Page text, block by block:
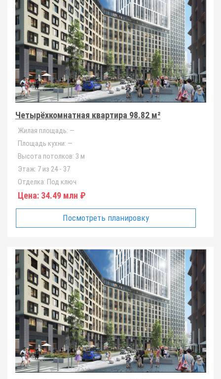
Четырёхкомнатная квартира 98.82 м²
Жилая площадь: —
Площадь кухни: —
Высота потолков: 3 м
Этаж: 7 из 24 - 37
Отделка: Под ключ
Цена: 34.49 млн ₽
Посмотреть планировку